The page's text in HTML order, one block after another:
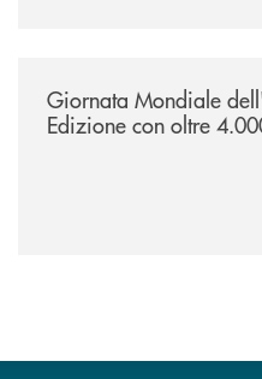
Giornata Mondiale
Edizione con oltre